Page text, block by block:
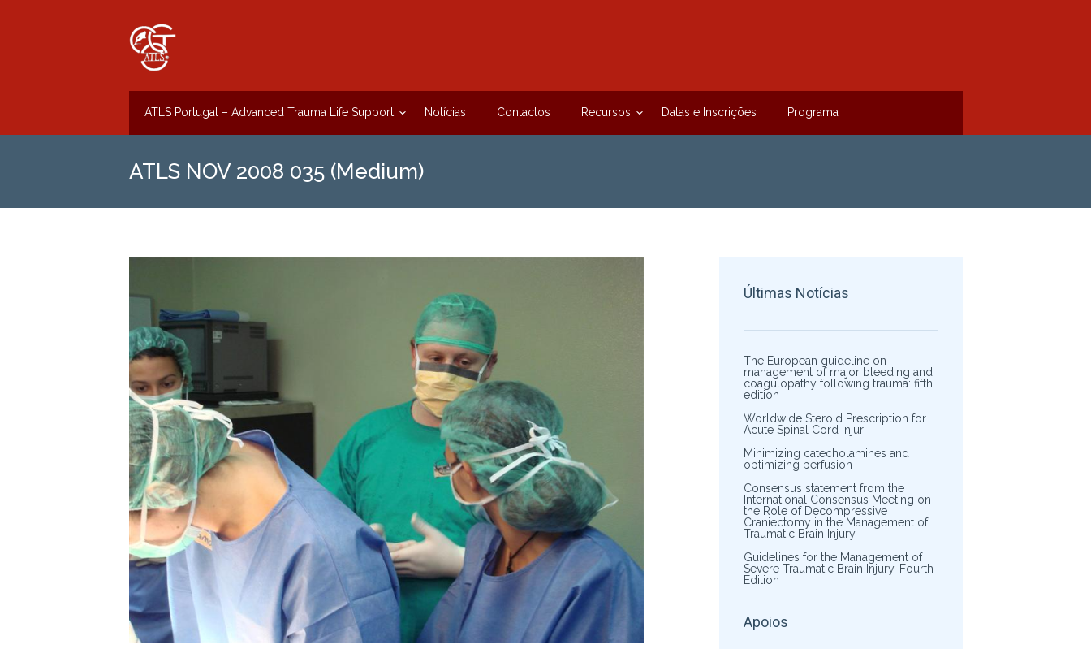
ATLS Portugal – Advanced Trauma Life Support Notícias Contactos Recursos Datas e Inscrições Programa
ATLS NOV 2008 035 (Medium)
Últimas Notícias
The European guideline on
management of major bleeding and
coagulopathy following trauma: fifth
edition
Worldwide Steroid Prescription for
Acute Spinal Cord Injur
Minimizing catecholamines and
optimizing perfusion
Consensus statement from the
International Consensus Meeting on
the Role of Decompressive
Craniectomy in the Management of
Traumatic Brain Injury
Guidelines for the Management of
Severe Traumatic Brain Injury, Fourth
Edition
Apoios